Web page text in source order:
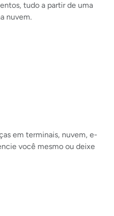
tudo a partir de uma
nuvem.
em terminais, nuvem, e-
você mesmo ou deixe